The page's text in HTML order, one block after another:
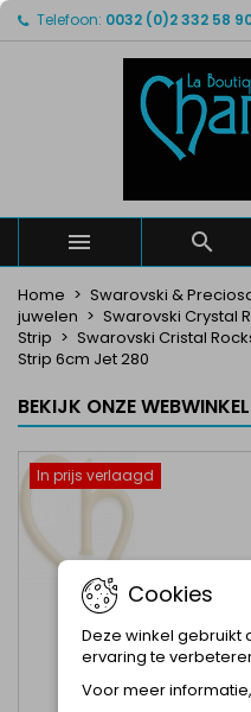
Telefoon: 0032 (0)2 332 58
 
Home
Swarovski &
juwelen
Swarovski Crystal
Strip
Swarovski Cristal
Strip 6cm Jet 280
BEKIJK ONZE
In prijs verlaagd
Mijn
Maak een lijst
Maak een
Verlanglijst naam
Annuleren
Inloggen
U moet ingelogd zijn
Cookies
Deze winkel
ervaring te
Voor meer